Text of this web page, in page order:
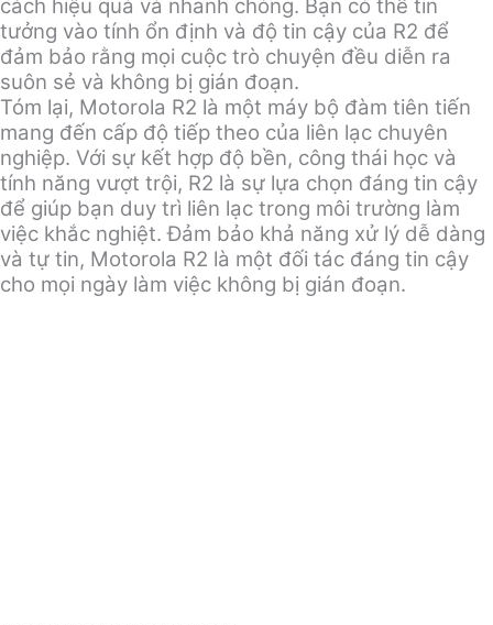
cách hiệu quả và nhanh chóng. Bạn có thể tin
tưởng vào tính ổn định và độ tin cậy của R2 để
đảm bảo rằng mọi cuộc trò chuyện đều diễn ra
suôn sẻ và không bị gián đoạn.
Tóm lại, Motorola R2 là một máy bộ đàm tiên tiến
mang đến cấp độ tiếp theo của liên lạc chuyên
nghiệp. Với sự kết hợp độ bền, công thái học và
tính năng vượt trội, R2 là sự lựa chọn đáng tin cậy
để giúp bạn duy trì liên lạc trong môi trường làm
việc khắc nghiệt. Đảm bảo khả năng xử lý dễ dàng
và tự tin, Motorola R2 là một đối tác đáng tin cậy
cho mọi ngày làm việc không bị gián đoạn.